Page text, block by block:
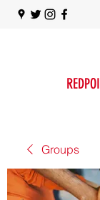
Groups